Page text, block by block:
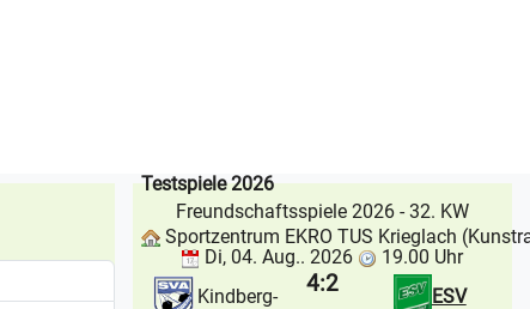
Testspiele 2026
Freundschaftsspiele 2026- 32. KW
Sportzentrum EKRO TUS Krieglach
Di, 04. Aug.. 2026
19.00 Uhr
Kindberg-
ESV
4:2